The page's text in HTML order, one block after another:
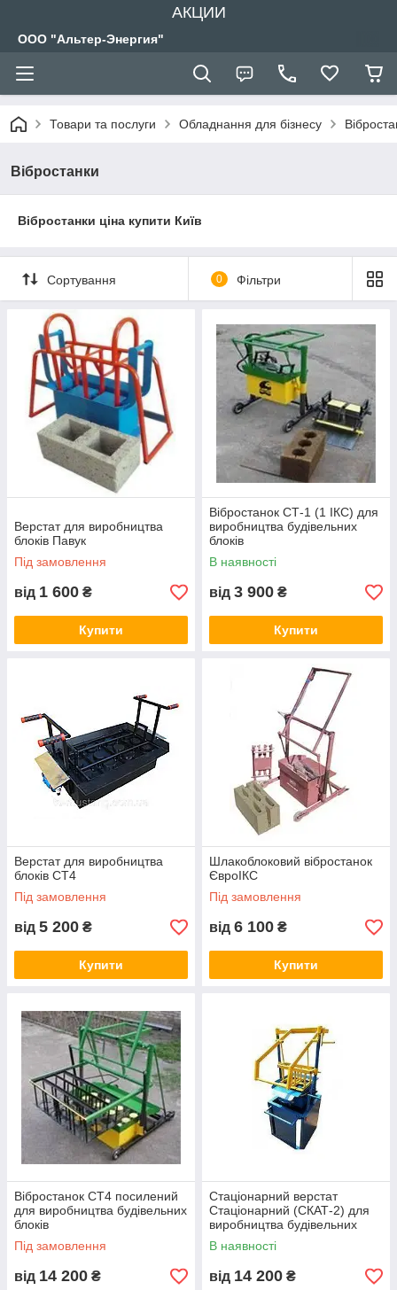
АКЦИИ
ООО "Альтер-Энергия"
Товари та послуги Обладнання для бізнесу
Вібростанки
Вібростанки ціна купити Київ
Сортування 0 Фільтри
Верстат для виробництва
блоків Павук
Під замовлення
від 1 600 ₴
Купити
Вібростанок СТ-1 (1 ІКС) для
виробництва будівельних
блоків
В наявності
від 3 900 ₴
Купити
Верстат для виробництва
блоків СТ4
Під замовлення
від 5 200 ₴
Купити
Шлакоблоковий вібростанок
ЄвроІКС
Під замовлення
від 6 100 ₴
Купити
Вібростанок СТ4 посилений
для виробництва будівельних
блоків
Під замовлення
від 14 200 ₴
Стаціонарний верстат
Стаціонарний (СКАТ-2) для
виробництва будівельних
блоків
В наявності
від 14 200 ₴